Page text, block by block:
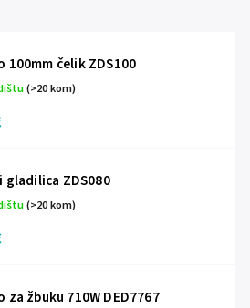
100mm čelik ZDS100
(>20 kom)
gladilica ZDS080
(>20 kom)
za žbuku 710W DED7767